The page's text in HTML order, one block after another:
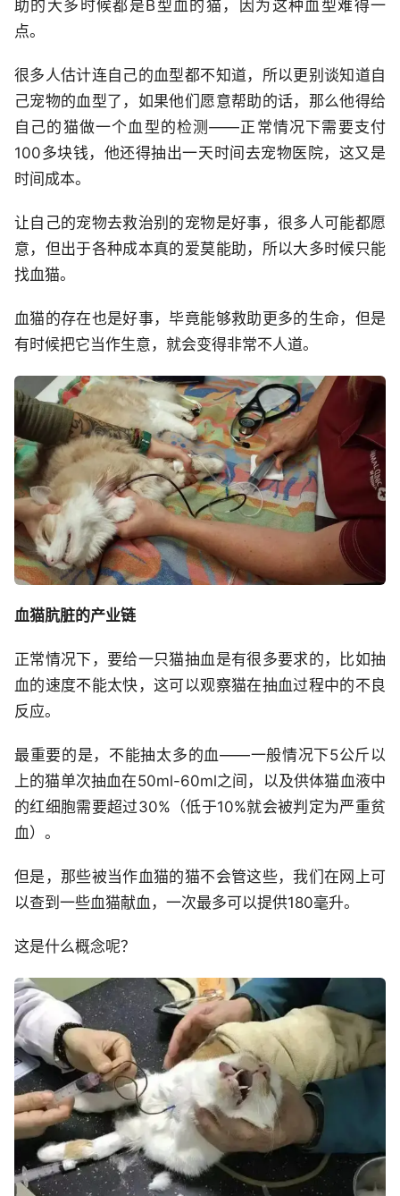
助的大多时候都是B型血的猫，因为这种血型难得一
点。
很多人估计连自己的血型都不知道，所以更别谈知道自
己宠物的血型了，如果他们愿意帮助的话，那么他得给
自己的猫做一个血型的检测——正常情况下需要支付
100多块钱，他还得抽出一天时间去宠物医院，这又是
时间成本。
让自己的宠物去救治别的宠物是好事，很多人可能都愿
意，但出于各种成本真的爱莫能助，所以大多时候只能
找血猫。
血猫的存在也是好事，毕竟能够救助更多的生命，但是
有时候把它当作生意，就会变得非常不人道。
血猫肮脏的产业链
正常情况下，要给一只猫抽血是有很多要求的，比如抽
血的速度不能太快，这可以观察猫在抽血过程中的不良
反应。
最重要的是，不能抽太多的血——一般情况下5公斤以
上的猫单次抽血在50ml-60ml之间，以及供体猫血液中
的红细胞需要超过30%（低于10%就会被判定为严重贫
血）。
但是，那些被当作血猫的猫不会管这些，我们在网上可
以查到一些血猫献血，一次最多可以提供180毫升。
这是什么概念呢？